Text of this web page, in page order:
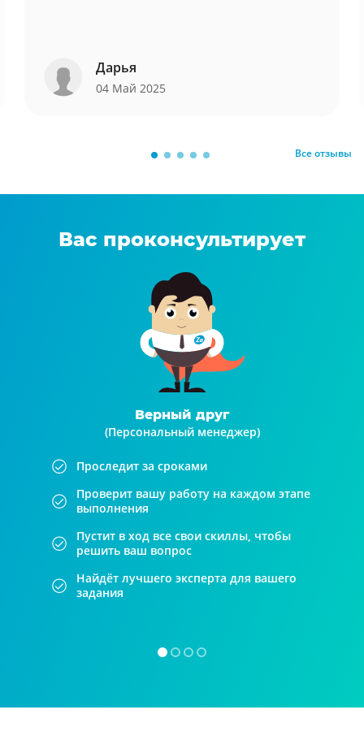
Дарья
04 Май 2025
Все отзывы
Вас проконсультирует
Верный друг
(Персональный менеджер)
Проследит за сроками
Проверит вашу работу на каждом этапе
выполнения
Пустит в ход все свои скиллы, чтобы
решить ваш вопрос
Найдёт лучшего эксперта для вашего
задания